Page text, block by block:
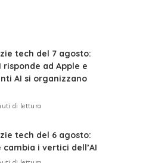
tech del 7 agosto:
risponde ad Apple e
AI si organizzano
di lettura
tech del 6 agosto:
cambia i vertici dell’AI